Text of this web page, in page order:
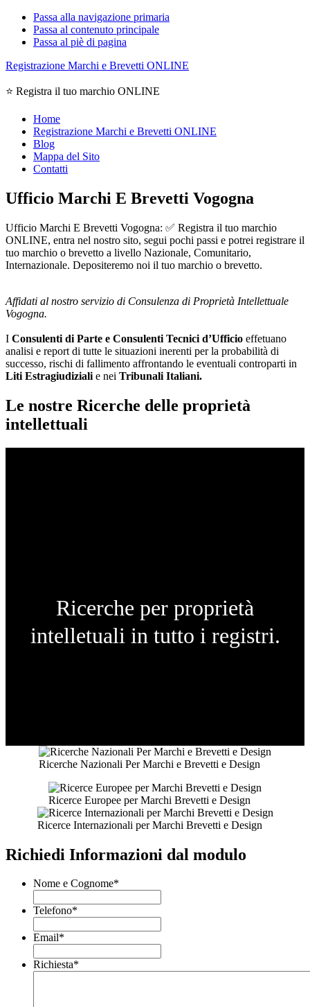
Passa alla navigazione primaria
Passa al contenuto principale
Passa al piè di pagina
Registrazione Marchi e Brevetti ONLINE
⭐ Registra il tuo marchio ONLINE
Home
Registrazione Marchi e Brevetti ONLINE
Blog
Mappa del Sito
Contatti
Ufficio Marchi E Brevetti Vogogna
Ufficio Marchi E Brevetti Vogogna: ✅ Registra il tuo marchio
ONLINE, entra nel nostro sito, segui pochi passi e potrei registrare il
tuo marchio o brevetto a livello Nazionale, Comunitario,
Internazionale. Depositeremo noi il tuo marchio o brevetto.
Affidati al nostro servizio di Consulenza di Proprietà Intellettuale
Vogogna.
I Consulenti di Parte e Consulenti Tecnici d’Ufficio effetuano
analisi e report di tutte le situazioni inerenti per la probabilità di
successo, rischi di fallimento affrontando le eventuali controparti in
Liti Estragiudiziali e nei Tribunali Italiani.
Le nostre Ricerche delle proprietà
intellettuali
Ricerche per proprietà
intelletuali in tutto i registri.
Ricerche Nazionali Per Marchi e Brevetti e Design
Ricerce Europee per Marchi Brevetti e Design
Ricerce Internazionali per Marchi Brevetti e Design
Richiedi Informazioni dal modulo
Nome e Cognome*
Telefono*
Email*
Richiesta*